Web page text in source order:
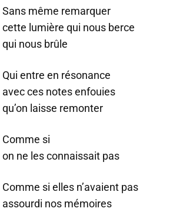
Sans même remarquer
cette lumière qui nous berce
qui nous brûle
Qui entre en résonance
avec ces notes enfouies
qu’on laisse remonter
Comme si
on ne les connaissait pas
Comme si elles n’avaient pas
assourdi nos mémoires